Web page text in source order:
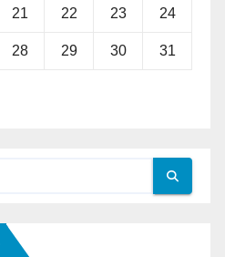
21 22 23 24
28 29 30 31